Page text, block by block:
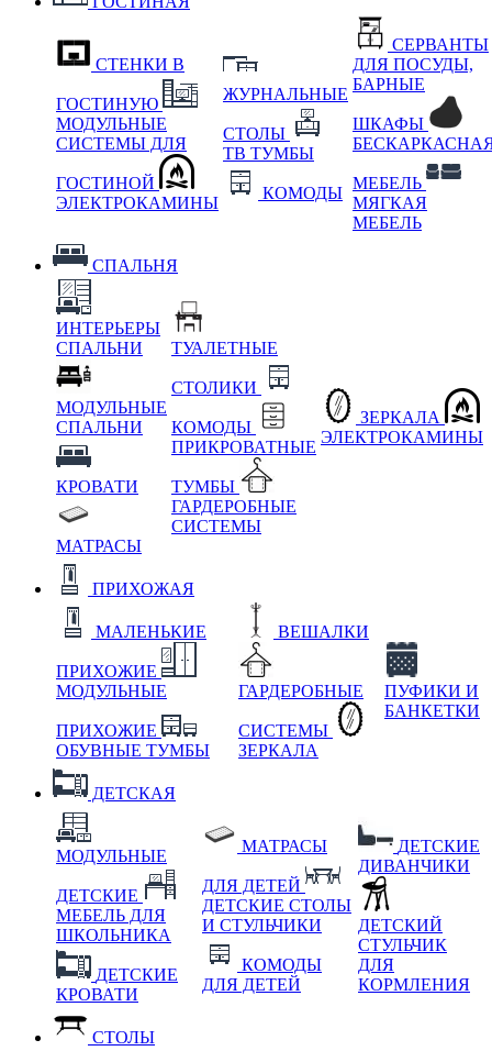
СТЕНКИ В
ГОСТИНУЮ
МОДУЛЬНЫЕ
СИСТЕМЫ ДЛЯ
ГОСТИНОЙ
ЭЛЕКТРОКАМИНЫ
ЖУРНАЛЬНЫЕ
СТОЛЫ
ТВ ТУМБЫ
КОМОДЫ
СЕРВАНТЫ
ДЛЯ ПОСУДЫ,
БАРНЫЕ
ШКАФЫ
МЕБЕЛЬ
МЯГКАЯ
МЕБЕЛЬ
СПАЛЬНЯ
ИНТЕРЬЕРЫ
СПАЛЬНИ
МОДУЛЬНЫЕ
СПАЛЬНИ
КРОВАТИ
МАТРАСЫ
ТУАЛЕТНЫЕ
СТОЛИКИ
КОМОДЫ
ПРИКРОВАТНЫЕ
ТУМБЫ
ГАРДЕРОБНЫЕ
СИСТЕМЫ
ЗЕРКАЛА
ЭЛЕКТРОКАМИНЫ
ПРИХОЖАЯ
МАЛЕНЬКИЕ
ПРИХОЖИЕ
МОДУЛЬНЫЕ
ПРИХОЖИЕ
ОБУВНЫЕ ТУМБЫ
ВЕШАЛКИ
ГАРДЕРОБНЫЕ
СИСТЕМЫ
ЗЕРКАЛА
ПУФИКИ И
БАНКЕТКИ
ДЕТСКАЯ
МОДУЛЬНЫЕ
ДЕТСКИЕ
МЕБЕЛЬ ДЛЯ
ШКОЛЬНИКА
ДЕТСКИЕ
КРОВАТИ
МАТРАСЫ
ДЛЯ ДЕТЕЙ
ДЕТСКИЕ СТОЛЫ
И СТУЛЬЧИКИ
КОМОДЫ
ДЛЯ ДЕТЕЙ
ДЕТСКИЕ
ДИВАНЧИКИ
ДЕТСКИЙ
СТУЛЬЧИК
ДЛЯ
КОРМЛЕНИЯ
СТОЛЫ